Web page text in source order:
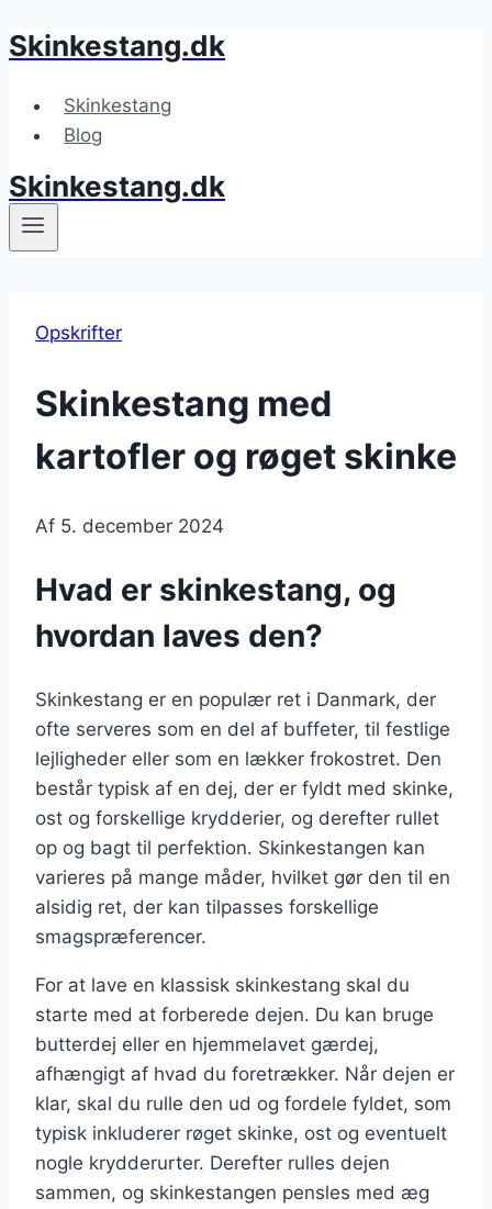
Fortsæt
indhold
Skinkestang.dk
Skinkestang
Blog
Skinkestang.dk
Opskrifter
Skinkestang med
kartofler og røget skinke
Af 5. december 2024
Hvad er skinkestang, og
hvordan laves den?
Skinkestang er en populær ret i Danmark, der
ofte serveres som en del af buffeter, til festlige
lejligheder eller som en lækker frokostret. Den
består typisk af en dej, der er fyldt med skinke,
ost og forskellige krydderier, og derefter rullet
op og bagt til perfektion. Skinkestangen kan
varieres på mange måder, hvilket gør den til en
alsidig ret, der kan tilpasses forskellige
smagspræferencer.
For at lave en klassisk skinkestang skal du
starte med at forberede dejen. Du kan bruge
butterdej eller en hjemmelavet gærdej,
afhængigt af hvad du foretrækker. Når dejen er
klar, skal du rulle den ud og fordele fyldet, som
typisk inkluderer røget skinke, ost og eventuelt
nogle krydderurter. Derefter rulles dejen
sammen, og skinkestangen pensles med æg